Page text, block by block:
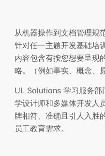
从机器操作到文档管理规
针对任一主题开发基础培
内容包含有按您想要呈现
略。（例如事实、概念、
UL Solutions 学习服务部
学设计师和多媒体开发人
牌相符、准确且引人入胜
员工教育需求。